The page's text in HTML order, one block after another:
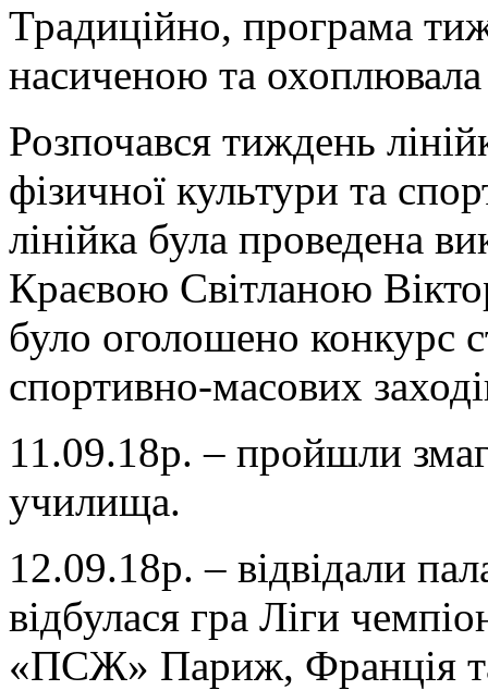
Традиційно, програма
насиченою та
Розпочався тиждень
фізичної культури та
лінійка була проведена
Краєвою Світланою
було оголошено конкурс
спортивно-масових
11.09.18р. – пройшли
училища.
12.09.18р. – відвідали
відбулася гра Ліги
«ПСЖ» Париж, Франція